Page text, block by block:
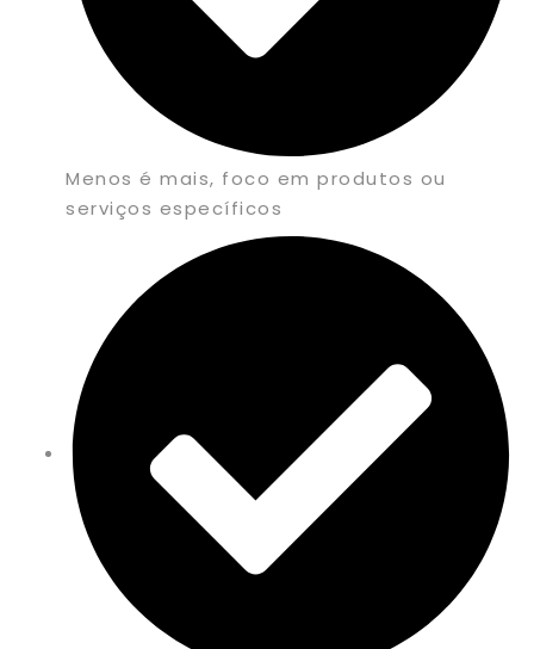
Menos é mais, foco em produtos ou
serviços específicos